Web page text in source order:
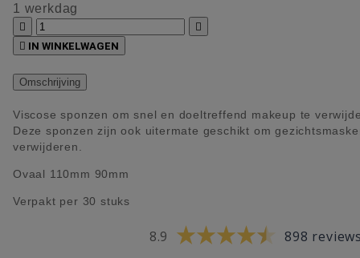
1 werkdag


 IN WINKELWAGEN
Omschrijving
Viscose sponzen om snel en doeltreffend makeup te
Deze sponzen zijn ook uitermate geschikt om
verwijderen.
Ovaal 110mm 90mm
Verpakt per 30 stuks
8.9 898